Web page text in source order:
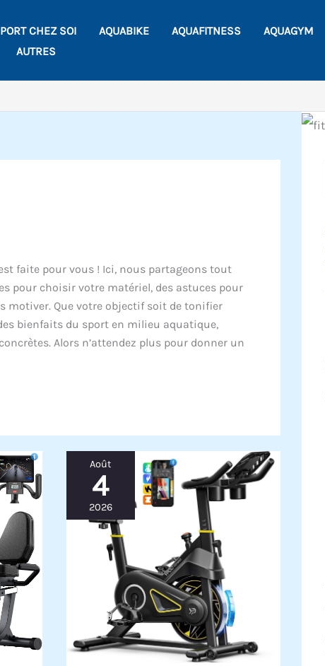
CHEZ SOI AQUABIKE AQUAFITNESS AQUAGYM
AUTRES
faite pour vous ! Ici, nous partageons tout
pour choisir votre matériel, des astuces pour
motiver. Que votre objectif soit de tonifier
bienfaits du sport en milieu aquatique,
Alors n’attendez plus pour donner un
Août
4
2026